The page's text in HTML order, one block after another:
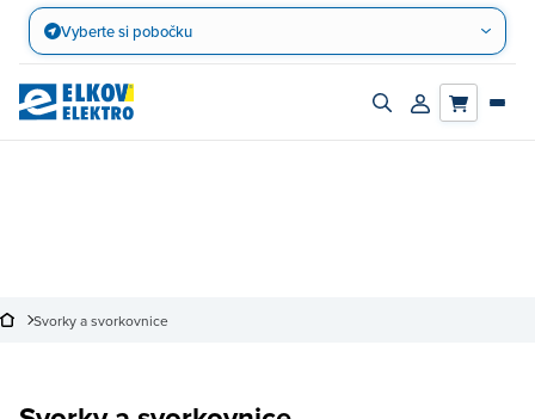
Přejít
obsah
Vyberte si pobočku
Zapnout/vypnout
Přihlásit/
Svorky a svorkovnice